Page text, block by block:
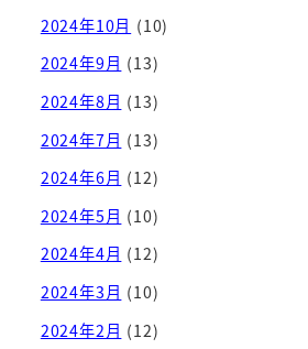
2024年10月 (10)
2024年9月 (13)
2024年8月 (13)
2024年7月 (13)
2024年6月 (12)
2024年5月 (10)
2024年4月 (12)
2024年3月 (10)
2024年2月 (12)